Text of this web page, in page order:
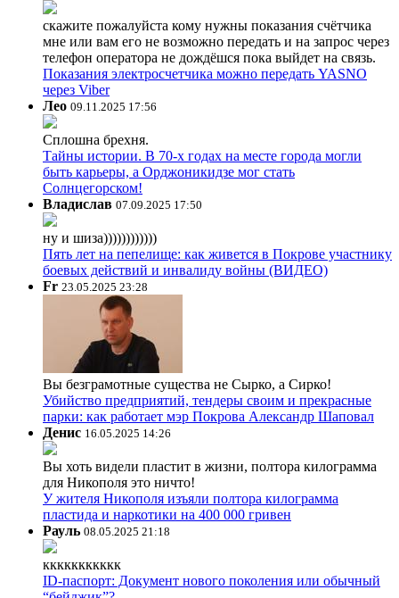
скажите пожалуйста кому нужны показания счётчика
мне или вам его не возможно передать и на запрос через
телефон оператора не дождёшся пока выйдет на связь.
Показания электросчетчика можно передать YASNO
через Viber
Лео 09.11.2025 17:56
Сплошна брехня.
Тайны истории. В 70-х годах на месте города могли
быть карьеры, а Орджоникидзе мог стать
Солнцегорском!
Владислав 07.09.2025 17:50
ну и шиза))))))))))))
Пять лет на пепелище: как живется в Покрове участнику
боевых действий и инвалиду войны (ВИДЕО)
Fr 23.05.2025 23:28
Вы безграмотные существа не Сырко, а Сирко!
Убийство предприятий, тендеры своим и прекрасные
парки: как работает мэр Покрова Александр Шаповал
Денис 16.05.2025 14:26
Вы хоть видели пластит в жизни, полтора килограмма
для Никополя это ничто!
У жителя Никополя изъяли полтора килограмма
пластида и наркотики на 400 000 гривен
Рауль 08.05.2025 21:18
ккккккккккк
ID-паспорт: Документ нового поколения или обычный